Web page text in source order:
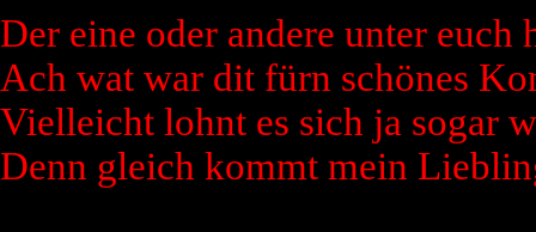
Der eine oder andere unter
Ach wat war dit fürn schönes
Vielleicht lohnt es sich ja sogar
Denn gleich kommt mein